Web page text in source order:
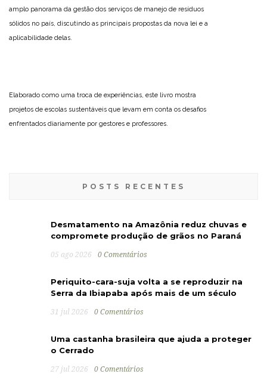
amplo panorama da gestão dos serviços de manejo de resíduos
sólidos no país, discutindo as principais propostas da nova lei e a
aplicabilidade delas.
Elaborado como uma troca de experiências, este livro mostra
projetos de escolas sustentáveis que levam em conta os desafios
enfrentados diariamente por gestores e professores.
POSTS RECENTES
Desmatamento na Amazônia reduz chuvas e
compromete produção de grãos no Paraná
05 ago 2026 0 Comentários
Periquito-cara-suja volta a se reproduzir na
Serra da Ibiapaba após mais de um século
31 jul 2026 0 Comentários
Uma castanha brasileira que ajuda a proteger
o Cerrado
27 jul 2026 0 Comentários